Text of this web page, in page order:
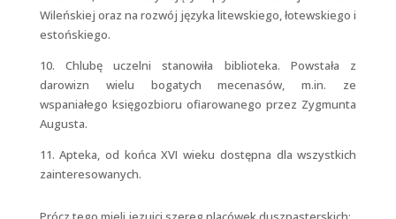
Wileńskiej oraz na rozwój języka litewskiego, łotewskiego i
estońskiego.
10. Chlubę uczelni stanowiła biblioteka. Powstała z
darowizn wielu bogatych mecenasów, m.in. ze
wspaniałego księgozbioru ofiarowanego przez Zygmunta
Augusta.
11. Apteka, od końca XVI wieku dostępna dla wszystkich
zainteresowanych.